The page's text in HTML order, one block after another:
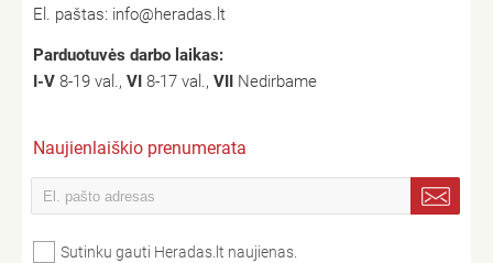
El. paštas: info@heradas.lt
Parduotuvės darbo laikas:
I-V 8-19 val., VI 8-17 val., VII Nedirbame
Naujienlaiškio prenumerata
Sutinku gauti Heradas.lt naujienas.